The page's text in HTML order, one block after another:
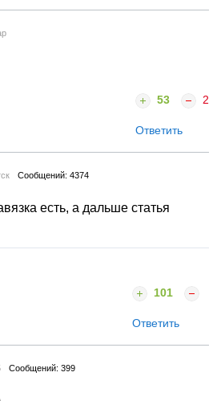
53 2
Ответить
Сообщений: 4374
есть, а дальше статья
101
Ответить
Сообщений: 399